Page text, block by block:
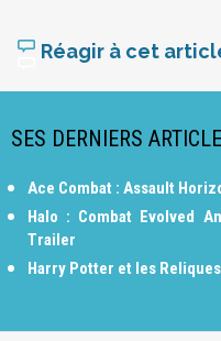
Réagir à cet
SES DERNIERS
Ace Combat : Assault
Halo : Combat Evolved
Trailer
Harry Potter et les